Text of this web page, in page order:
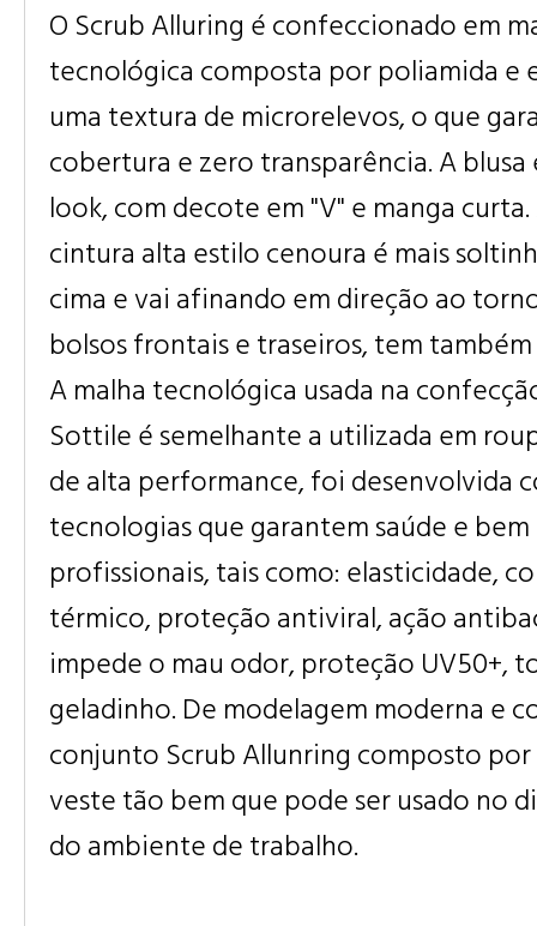
O Scrub Alluring é confeccionado em
tecnológica composta por poliamida e
uma textura de microrelevos, o que
cobertura e zero transparência. A
look, com decote em "V" e manga
cintura alta estilo cenoura é mais
cima e vai afinando em direção ao
bolsos frontais e traseiros, tem
A malha tecnológica usada na
Sottile é semelhante a utilizada em
de alta performance, foi desenvolvida
tecnologias que garantem saúde e
profissionais, tais como: elasticidade,
térmico, proteção antiviral, ação
impede o mau odor, proteção UV50+,
geladinho. De modelagem moderna e
conjunto Scrub Allunring composto por
veste tão bem que pode ser usado no
do ambiente de trabalho.